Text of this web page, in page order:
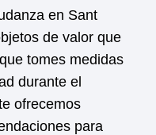
en Sant
de valor que
tomes medidas
durante el
ofrecemos
para